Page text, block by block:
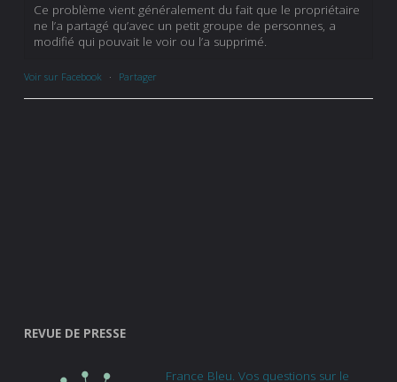
Ce problème vient généralement du fait que le propriétaire
ne l’a partagé qu’avec un petit groupe de personnes, a
modifié qui pouvait le voir ou l’a supprimé.
Voir sur Facebook · Partager
REVUE DE PRESSE
France Bleu. Vos questions sur le